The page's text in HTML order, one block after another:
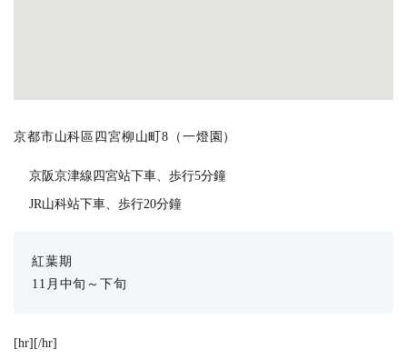
京都市山科區四宮柳山町8（一燈園）
京阪京津線四宮站下車、歩行5分鐘
JR山科站下車、歩行20分鐘
紅葉期
11月中旬～下旬
[hr][/hr]